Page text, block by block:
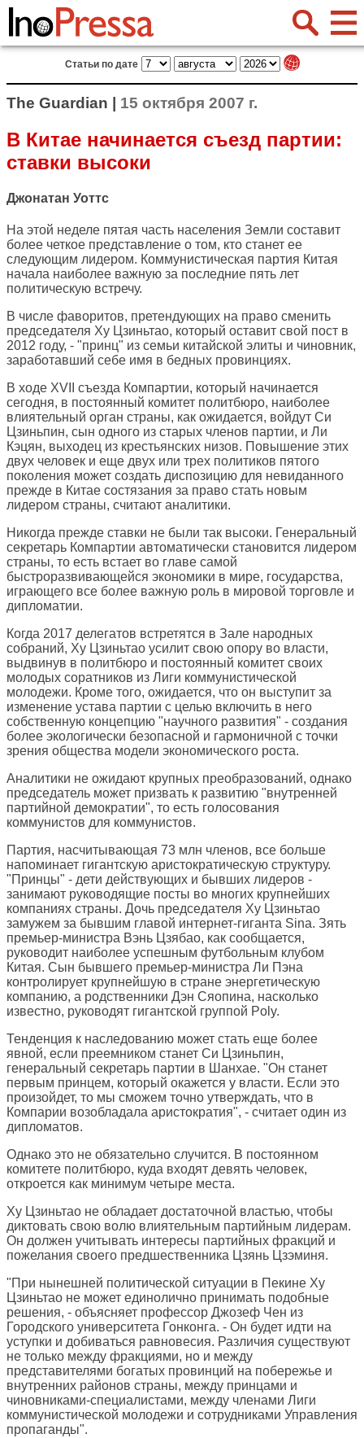
Статьи по дате
The Guardian | 15 октября 2007 г.
В Китае начинается съезд партии:
ставки высоки
Джонатан Уоттс
На этой неделе пятая часть населения Земли составит
более четкое представление о том, кто станет ее
следующим лидером. Коммунистическая партия Китая
начала наиболее важную за последние пять лет
политическую встречу.
В числе фаворитов, претендующих на право сменить
председателя Ху Цзиньтао, который оставит свой пост в
2012 году, - "принц" из семьи китайской элиты и чиновник,
заработавший себе имя в бедных провинциях.
В ходе XVII съезда Компартии, который начинается
сегодня, в постоянный комитет политбюро, наиболее
влиятельный орган страны, как ожидается, войдут Си
Цзиньпин, сын одного из старых членов партии, и Ли
Кэцян, выходец из крестьянских низов. Повышение этих
двух человек и еще двух или трех политиков пятого
поколения может создать диспозицию для невиданного
прежде в Китае состязания за право стать новым
лидером страны, считают аналитики.
Никогда прежде ставки не были так высоки. Генеральный
секретарь Компартии автоматически становится лидером
страны, то есть встает во главе самой
быстроразвивающейся экономики в мире, государства,
играющего все более важную роль в мировой торговле и
дипломатии.
Когда 2017 делегатов встретятся в Зале народных
собраний, Ху Цзиньтао усилит свою опору во власти,
выдвинув в политбюро и постоянный комитет своих
молодых соратников из Лиги коммунистической
молодежи. Кроме того, ожидается, что он выступит за
изменение устава партии с целью включить в него
собственную концепцию "научного развития" - создания
более экологически безопасной и гармоничной с точки
зрения общества модели экономического роста.
Аналитики не ожидают крупных преобразований, однако
председатель может призвать к развитию "внутренней
партийной демократии", то есть голосования
коммунистов для коммунистов.
Партия, насчитывающая 73 млн членов, все больше
напоминает гигантскую аристократическую структуру.
"Принцы" - дети действующих и бывших лидеров -
занимают руководящие посты во многих крупнейших
компаниях страны. Дочь председателя Ху Цзиньтао
замужем за бывшим главой интернет-гиганта Sina. Зять
премьер-министра Вэнь Цзябао, как сообщается,
руководит наиболее успешным футбольным клубом
Китая. Сын бывшего премьер-министра Ли Пэна
контролирует крупнейшую в стране энергетическую
компанию, а родственники Дэн Сяопина, насколько
известно, руководят гигантской группой Poly.
Тенденция к наследованию может стать еще более
явной, если преемником станет Си Цзиньпин,
генеральный секретарь партии в Шанхае. "Он станет
первым принцем, который окажется у власти. Если это
произойдет, то мы сможем точно утверждать, что в
Компарии возобладала аристократия", - считает один из
дипломатов.
Однако это не обязательно случится. В постоянном
комитете политбюро, куда входят девять человек,
откроется как минимум четыре места.
Ху Цзиньтао не обладает достаточной властью, чтобы
диктовать свою волю влиятельным партийным лидерам.
Он должен учитывать интересы партийных фракций и
пожелания своего предшественника Цзянь Цзэминя.
"При нынешней политической ситуации в Пекине Ху
Цзиньтао не может единолично принимать подобные
решения, - объясняет профессор Джозеф Чен из
Городского университета Гонконга. - Он будет идти на
уступки и добиваться равновесия. Различия существуют
не только между фракциями, но и между
представителями богатых провинций на побережье и
внутренних районов страны, между принцами и
чиновниками-специалистами, между членами Лиги
коммунистической молодежи и сотрудниками Управления
пропаганды".